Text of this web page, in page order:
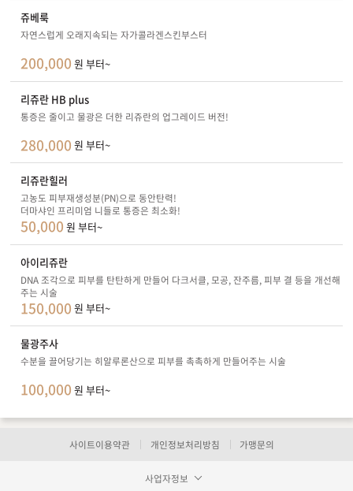
쥬베룩
자연스럽게 오래지속되는 자가콜라겐스킨부스터
200,000 원 부터~
리쥬란 HB plus
통증은 줄이고 물광은 더한 리쥬란의 업그레이드 버전!
280,000 원 부터~
리쥬란힐러
고농도 피부재생성분(PN)으로 동안탄력!
더마샤인 프리미엄 니들로 통증은 최소화!
50,000 원 부터~
아이리쥬란
DNA 조각으로 피부를 탄탄하게 만들어 다크서클, 모공, 잔주름, 피부 결 등을 개선해
주는 시술
150,000 원 부터~
물광주사
수분을 끌어당기는 히알루론산으로 피부를 촉촉하게 만들어주는 시술
100,000 원 부터~
사이트이용약관 개인정보처리방침 가맹문의
사업자정보